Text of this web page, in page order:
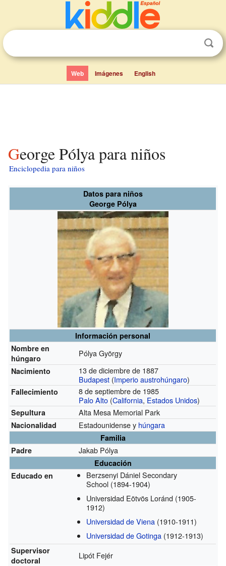
Web Imágenes English
George Pólya para niños
Enciclopedia para niños
Datos para niños
George Pólya
Información personal
Nombre en
húngaro
Pólya György
Nacimiento
13 de diciembre de 1887
Budapest (Imperio austrohúngaro)
Fallecimiento
8 de septiembre de 1985
Palo Alto (California, Estados Unidos)
Sepultura Alta Mesa Memorial Park
Nacionalidad Estadounidense y húngara
Familia
Padre
Jakab Pólya
Educación
Educado en
Berzsenyi Dániel Secondary
School (1894-1904)
Universidad Eötvös Loránd (1905-
1912)
Universidad de Viena (1910-1911)
Universidad de Gotinga (1912-1913)
Supervisor
doctoral
Lipót Fejér